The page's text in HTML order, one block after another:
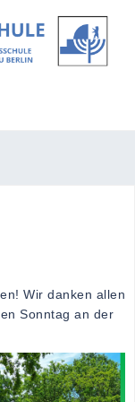
Wir danken allen
Sonntag an der